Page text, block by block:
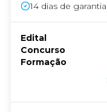
14 dias de garantia
Edital
Concurso
Formação